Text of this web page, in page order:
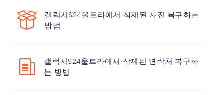
갤럭시S24울트라에서 삭제된 사진 복구하는
방법
갤럭시S24울트라에서 삭제된 연락처 복구하
는 방법